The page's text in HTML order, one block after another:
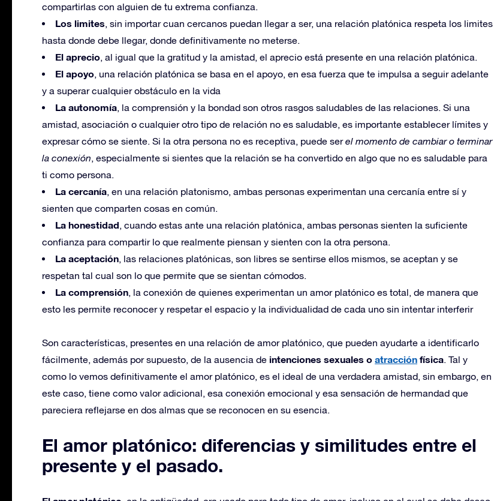
compartirlas con alguien de tu extrema confianza.
Los limites, sin importar cuan cercanos puedan llegar a ser, una relación platónica respeta los limites
hasta donde debe llegar, donde definitivamente no meterse.
El aprecio, al igual que la gratitud y la amistad, el aprecio está presente en una relación platónica.
El apoyo, una relación platónica se basa en el apoyo, en esa fuerza que te impulsa a seguir adelante
y a superar cualquier obstáculo en la vida
La autonomía, la comprensión y la bondad son otros rasgos saludables de las relaciones. Si una
amistad, asociación o cualquier otro tipo de relación no es saludable, es importante establecer límites y
expresar cómo se siente. Si la otra persona no es receptiva, puede serel momento de cambiar o terminar
la conexión, especialmente si sientes que la relación se ha convertido en algo que no es saludable para
ti como persona.
La cercanía, en una relación platonismo, ambas personas experimentan una cercanía entre sí y
sienten que comparten cosas en común.
La honestidad, cuando estas ante una relación platónica, ambas personas sienten la suficiente
confianza para compartir lo que realmente piensan y sienten con la otra persona.
La aceptación, las relaciones platónicas, son libres se sentirse ellos mismos, se aceptan y se
respetan tal cual son lo que permite que se sientan cómodos.
La comprensión, la conexión de quienes experimentan un amor platónico es total, de manera que
esto les permite reconocer y respetar el espacio y la individualidad de cada uno sin intentar interferir
Son características, presentes en una relación de amor platónico, que pueden ayudarte a identificarlo
fácilmente, además por supuesto, de la ausencia de intenciones sexuales o atracción física. Tal y
como lo vemos definitivamente el amor platónico, es el ideal de una verdadera amistad, sin embargo, en
este caso, tiene como valor adicional, esa conexión emocional y esa sensación de hermandad que
pareciera reflejarse en dos almas que se reconocen en su esencia.
El amor platónico: diferencias y similitudes entre el
presente y el pasado.